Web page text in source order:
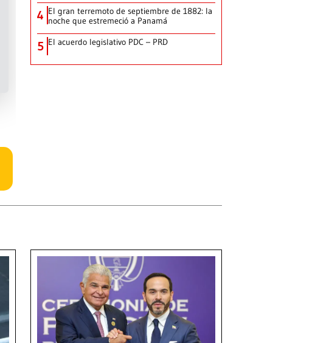
4 El gran terremoto de septiembre de 1882: la
noche que estremeció a Panamá
5 El acuerdo legislativo PDC – PRD